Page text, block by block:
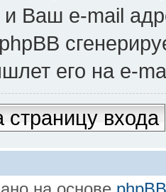
и Ваш e-mail
его на e-
страницу входа